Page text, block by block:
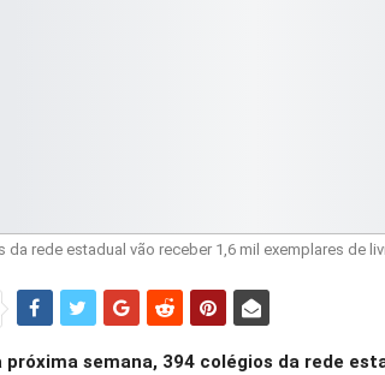
da rede estadual vão receber 1,6 mil exemplares de
próxima semana, 394 colégios da rede